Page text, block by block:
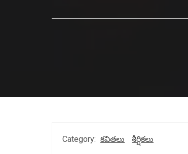
Category: కవితలు శీర్షికలు